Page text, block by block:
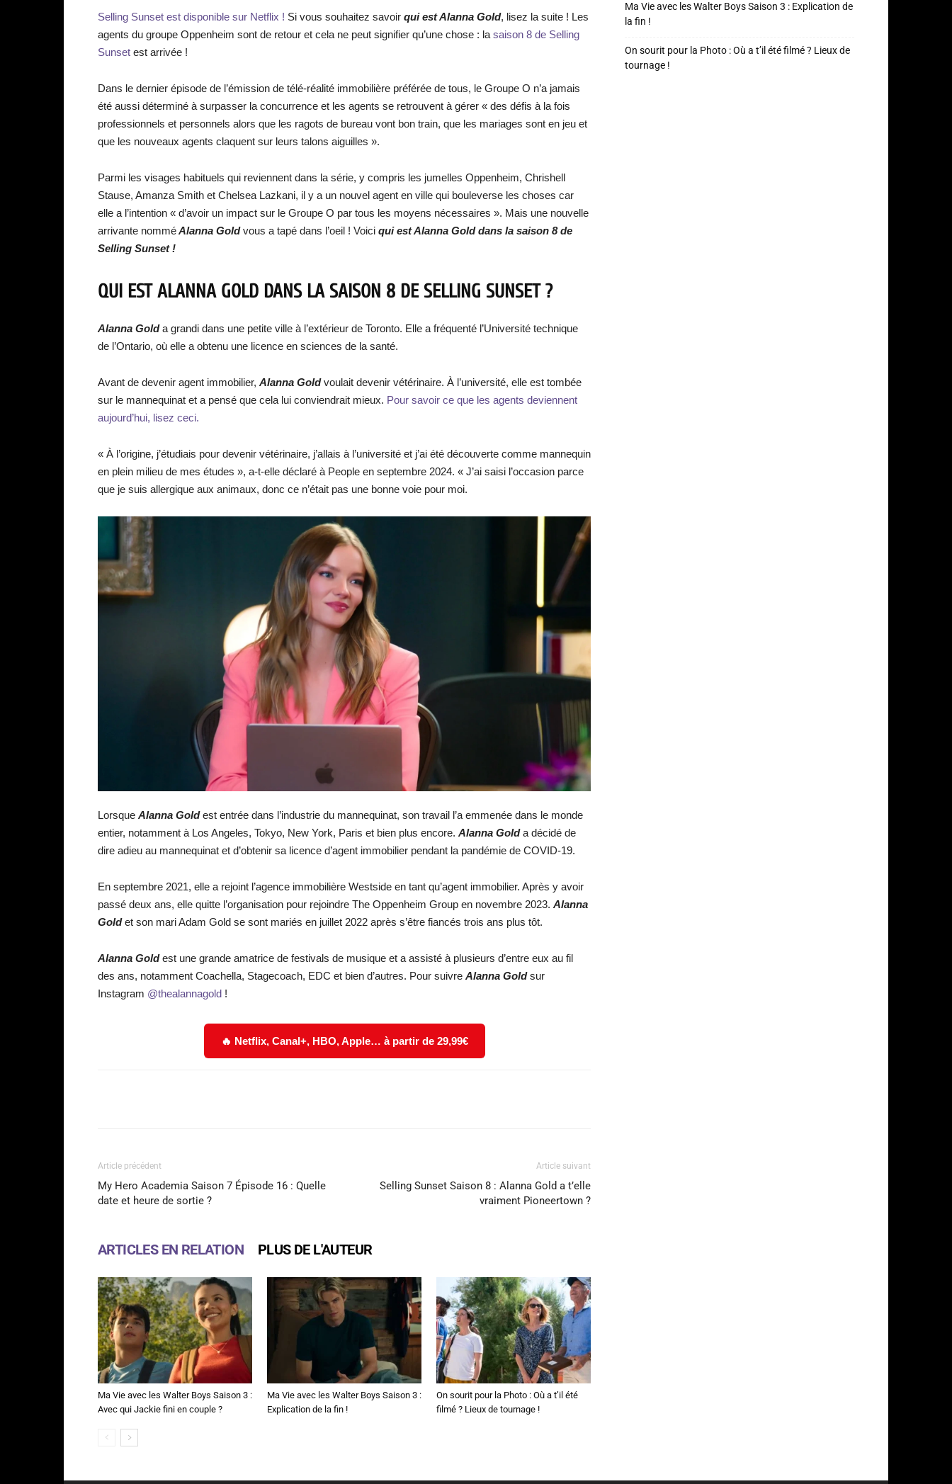
Selling Sunset est disponible sur Netflix ! Si vous souhaitez savoir qui est Alanna Gold, lisez la suite ! Les
agents du groupe Oppenheim sont de retour et cela ne peut signifier qu’une chose : la saison 8 de Selling
Sunset est arrivée !
Dans le dernier épisode de l’émission de télé-réalité immobilière préférée de tous, le Groupe O n’a jamais
été aussi déterminé à surpasser la concurrence et les agents se retrouvent à gérer « des défis à la fois
professionnels et personnels alors que les ragots de bureau vont bon train, que les mariages sont en jeu et
que les nouveaux agents claquent sur leurs talons aiguilles ».
Parmi les visages habituels qui reviennent dans la série, y compris les jumelles Oppenheim, Chrishell
Stause, Amanza Smith et Chelsea Lazkani, il y a un nouvel agent en ville qui bouleverse les choses car
elle a l’intention « d’avoir un impact sur le Groupe O par tous les moyens nécessaires ». Mais une nouvelle
arrivante nomméAlanna Goldvous a tapé dans l’oeil ! Voici qui est Alanna Gold dans la saison 8 de
Selling Sunset !
QUI EST ALANNA GOLD DANS LA SAISON 8 DE SELLING SUNSET ?
Alanna Golda grandi dans une petite ville à l’extérieur de Toronto. Elle a fréquenté l’Université technique
de l’Ontario, où elle a obtenu une licence en sciences de la santé.
Avant de devenir agent immobilier, Alanna Goldvoulait devenir vétérinaire. À l’université, elle est tombée
sur le mannequinat et a pensé que cela lui conviendrait mieux. Pour savoir ce que les agents deviennent
aujourd’hui, lisez ceci.
« À l’origine, j’étudiais pour devenir vétérinaire, j’allais à l’université et j’ai été découverte comme mannequin
en plein milieu de mes études », a-t-elle déclaré à People en septembre 2024. « J’ai saisi l’occasion parce
que je suis allergique aux animaux, donc ce n’était pas une bonne voie pour moi.
Lorsque Alanna Goldest entrée dans l’industrie du mannequinat, son travail l’a emmenée dans le monde
entier, notamment à Los Angeles, Tokyo, New York, Paris et bien plus encore. Alanna Golda décidé de
dire adieu au mannequinat et d’obtenir sa licence d’agent immobilier pendant la pandémie de COVID-19.
En septembre 2021, elle a rejoint l’agence immobilière Westside en tant qu’agent immobilier. Après y avoir
passé deux ans, elle quitte l’organisation pour rejoindre The Oppenheim Group en novembre 2023. Alanna
Goldet son mari Adam Gold se sont mariés en juillet 2022 après s’être fiancés trois ans plus tôt.
Alanna Goldest une grande amatrice de festivals de musique et a assisté à plusieurs d’entre eux au fil
des ans, notamment Coachella, Stagecoach, EDC et bien d’autres. Pour suivre Alanna Goldsur
Instagram @thealannagold !
🔥 Netflix, Canal+, HBO, Apple… à partir de 29,99€
Article précédent
My Hero Academia Saison 7 Épisode 16 : Quelle
date et heure de sortie ?
Article suivant
Selling Sunset Saison 8 : Alanna Gold a t’elle
vraiment Pioneertown ?
ARTICLES EN RELATION PLUS DE L'AUTEUR
Ma Vie avec les Walter Boys Saison 3 :
Avec qui Jackie fini en couple ?
Ma Vie avec les Walter Boys Saison 3 :
Explication de la fin !
On sourit pour la Photo : Où a t’il été
filmé ? Lieux de tournage !
Ma Vie avec les Walter Boys Saison 3 : Explication de
la fin !
On sourit pour la Photo : Où a t’il été filmé ? Lieux de
tournage !